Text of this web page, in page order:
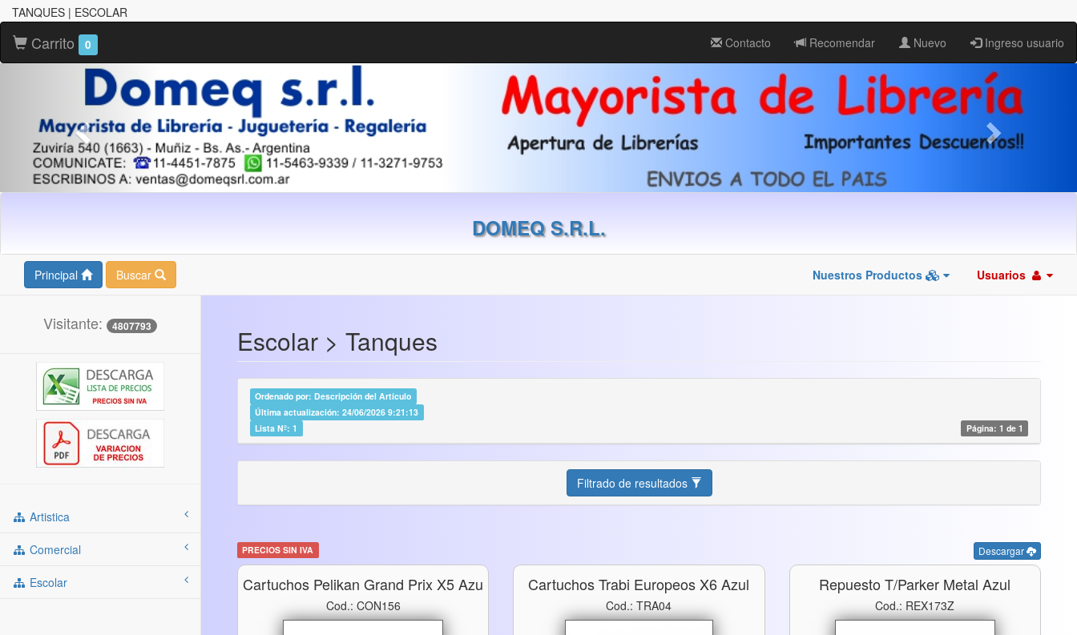
TANQUES | ESCOLAR
Carrito 0 Contacto Recomendar Nuevo Ingreso usuario
DOMEQ S.R.L.
Principal Buscar Nuestros Productos Usuarios
Visitante: 4807793
Artistica
Comercial
Escolar
Escolar > Tanques
Ordenado por: Descripción del Artículo
Última actualización: 24/06/2026 9:21:13
Lista Nº: 1
Página: 1 de 1
Filtrado de resultados
PRECIOS SIN IVA Descargar
Cartuchos Pelikan Grand Prix X5 Azu
Cod.: CON156
Cartuchos Trabi Europeos X6 Azul
Cod.: TRA04
Repuesto T/parker Metal Azul
Cod.: REX173Z